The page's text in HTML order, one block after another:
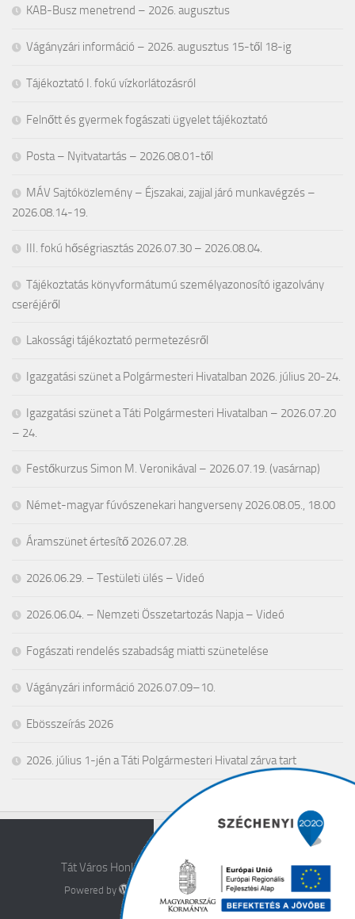
KAB-Busz menetrend – 2026. augusztus
Vágányzári információ – 2026. augusztus 15-től 18-ig
Tájékoztató I. fokú vízkorlátozásról
Felnőtt és gyermek fogászati ügyelet tájékoztató
Posta – Nyitvatartás – 2026.08.01-től
MÁV Sajtóközlemény – Éjszakai, zajjal járó munkavégzés –
2026.08.14-19.
III. fokú hőségriasztás 2026.07.30 – 2026.08.04.
Tájékoztatás könyvformátumú személyazonosító igazolvány
cseréjéről
Lakossági tájékoztató permetezésről
Igazgatási szünet a Polgármesteri Hivatalban 2026. július 20-24.
Igazgatási szünet a Táti Polgármesteri Hivatalban – 2026.07.20
– 24.
Festőkurzus Simon M. Veronikával – 2026.07.19. (vasárnap)
Német-magyar fúvószenekari hangverseny 2026.08.05., 18.00
Áramszünet értesítő 2026.07.28.
2026.06.29. – Testületi ülés – Videó
2026.06.04. – Nemzeti Összetartozás Napja – Videó
Fogászati rendelés szabadság miatti szünetelése
Vágányzári információ 2026.07.09–10.
Ebösszeírás 2026
2026. július 1-jén a Táti Polgármesteri Hivatal zárva tart
Tát Város Honlapja © 2026. All Rights Reserved.
Powered by - Designed with theHueman theme